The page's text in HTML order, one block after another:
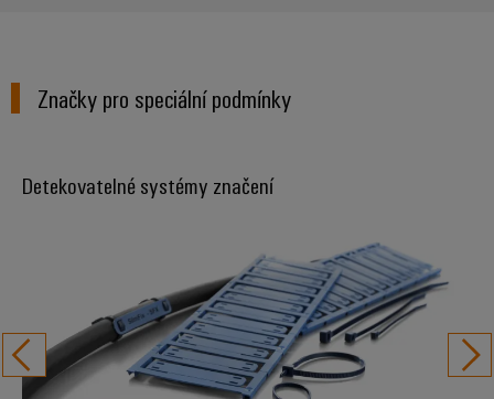
Značky pro speciální podmínky
Detekovatelné systémy značení